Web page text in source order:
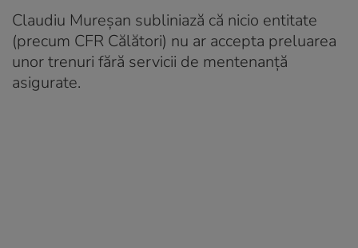
Claudiu Mureșan subliniază că nicio entitate
(precum CFR Călători) nu ar accepta preluarea
unor trenuri fără servicii de mentenanță
asigurate.